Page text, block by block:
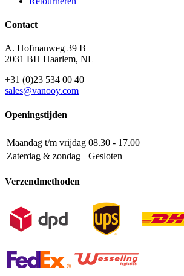
Contact
A. Hofmanweg 39 B
2031 BH Haarlem, NL
+31 (0)23 534 00 40
sales@vanooy.com
Openingstijden
Maandag t/m vrijdag 08.30 - 17.00
Zaterdag & zondag
Gesloten
Verzendmethoden